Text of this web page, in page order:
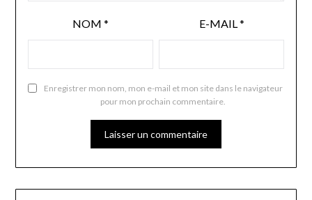
NOM * E-MAIL*
Enregistrer mon nom, mon e-mail et mon site dans le navigateur
pour mon prochain commentaire.